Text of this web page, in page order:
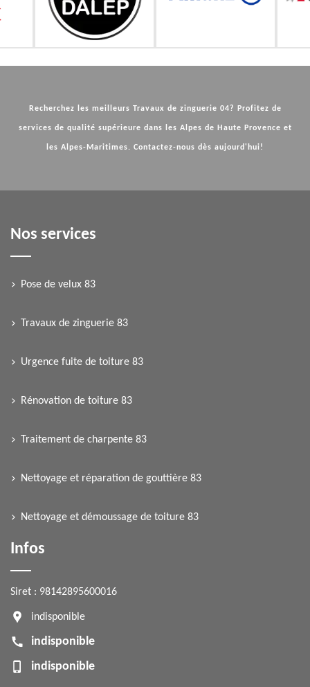
Recherchez les meilleurs Travaux de zinguerie 04? Profitez de
services de qualité supérieure dans les Alpes de Haute Provence et
les Alpes-Maritimes. Contactez-nous dès aujourd'hui!
Nos services
Pose de velux 83
Travaux de zinguerie 83
Urgence fuite de toiture 83
Rénovation de toiture 83
Traitement de charpente 83
Nettoyage et réparation de gouttière 83
Nettoyage et démoussage de toiture 83
Infos
Siret : 98142895600016
indisponible
indisponible
indisponible